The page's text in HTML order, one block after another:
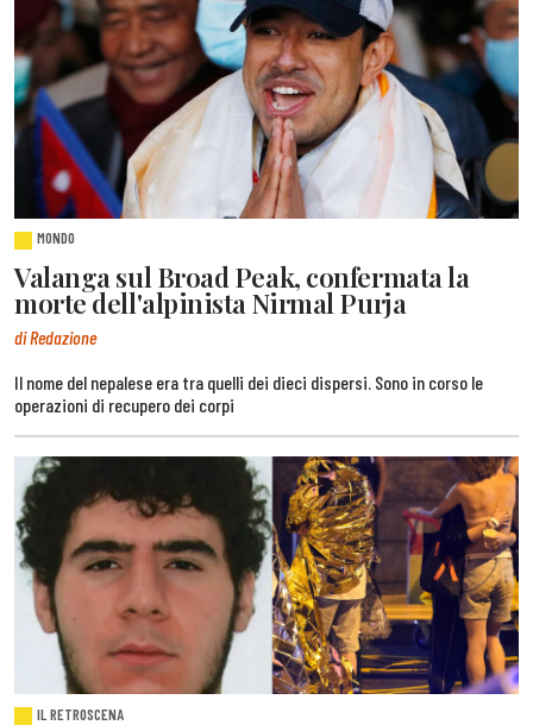
MONDO
Valanga sul Broad Peak, confermata la
morte dell'alpinista Nirmal Purja
di Redazione
Il nome del nepalese era tra quelli dei dieci dispersi. Sono in corso le
operazioni di recupero dei corpi
IL RETROSCENA